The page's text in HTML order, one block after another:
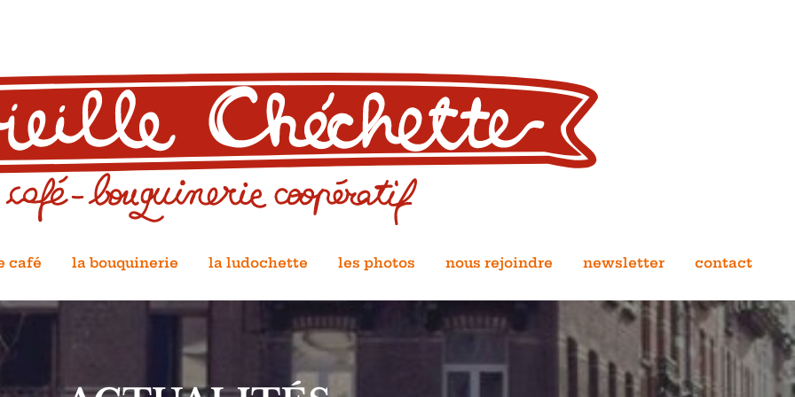
café la bouquinerie la ludochette les photos nous rejoindre newsletter contact